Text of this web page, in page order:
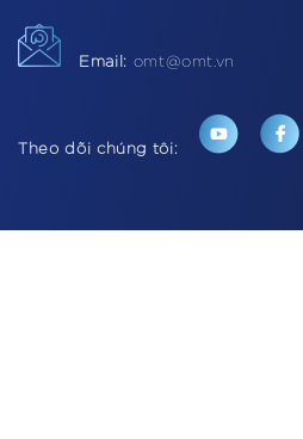
Email: omt@omt.vn
Theo dõi chúng tôi: